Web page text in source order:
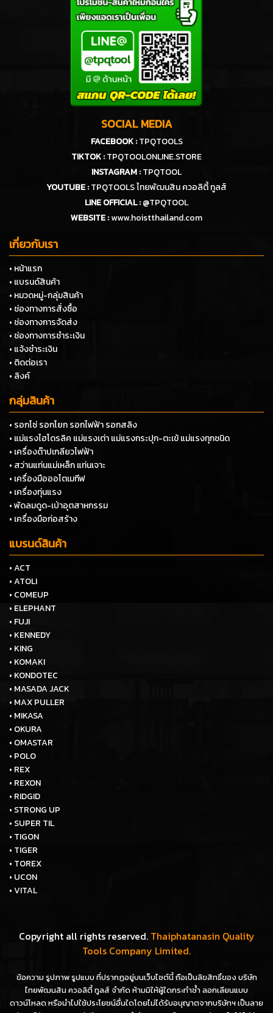
SOCIAL MEDIA
FACEBOOK : TPQTOOLS
TIKTOK :TPQTOOLONLINE.STORE
INSTAGRAM :TPQTOOL
YOUTUBE :TPQTOOLS ไทยพัฒนสิน ควอลิตี้ ทูลส์
LINE OFFICIAL :@TPQTOOL
WEBSITE :www.hoistthailand.com
เกี่ยวกับเรา
• หน้าแรก
• แบรนด์สินค้า
• หมวดหมู่-กลุ่มสินค้า
• ช่องทางการสั่งซื้อ
• ช่องทางการจัดส่ง
• ช่องทางการชำระเงิน
• แจ้งชำระเงิน
• ติดต่อเรา
• ลิงค์
กลุ่มสินค้า
• รอกโซ่ รอกโยก รอกไฟฟ้า รอกสลิง
• แม่แรงไฮโดรลิค แม่แรงเต่า แม่แรงกระปุก-ตะเข้ แม่แรงทุกชนิด
• เครื่องต๊าปเกลียวไฟฟ้า
• สว่านแท่นแม่เหล็ก แท่นเจาะ
• เครื่องมือออโตเมทีฟ
• เครื่องทุ่นแรง
• พัดลมดูด-เป่าอุตสาหกรรม
• เครื่องมือก่อสร้าง
แบรนด์สินค้า
• ACT
• ATOLI
• COMEUP
• ELEPHANT
• FUJI
• KENNEDY
• KING
• KOMAKI
• KONDOTEC
• MASADA JACK
• MAX PULLER
• MIKASA
• OKURA
• OMASTAR
• POLO
• REX
• REXON
• RIDGID
• STRONG UP
• SUPER TIL
• TIGON
• TIGER
• TOREX
• UCON
• VITAL
Copyright all rights reserved. Thaiphatanasin Quality
Tools Company Limited.
ข้อความ รูปภาพ รูปแบบ ที่ปรากฏอยู่บนเว็บไซต์นี้ ถือเป็นลิขสิทธิ์ของ บริษัท
ไทยพัฒนสิน ควอลิตี้ ทูลส์ จำกัด ห้ามมิให้ผู้ใดกระทำซ้ำ ลอกเลียนแบบ
ดาวน์โหลด หรือนำไปใช้ประโยชน์อื่นใดโดยไม่ได้รับอนุญาตจากบริษัทฯ เป็นลาย